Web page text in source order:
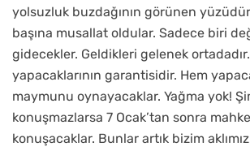
yolsuzluk buzdağının görünen
başına musallat oldular. Sadece biri
gidecekler. Geldikleri gelenek ortadadır.
yapacaklarının garantisidir. Hem
maymunu oynayacaklar. Yağma yok!
konuşmazlarsa 7 Ocak’tan sonra
konuşacaklar. Bunlar artık bizim